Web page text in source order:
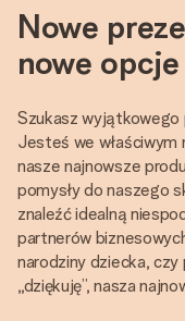
Nowe
nowe
Szukasz
Jesteś we
nasze najnowsze
pomysły do naszego
znaleźć idealną
partnerów
narodziny dziecka,
„dziękuję”, nasza